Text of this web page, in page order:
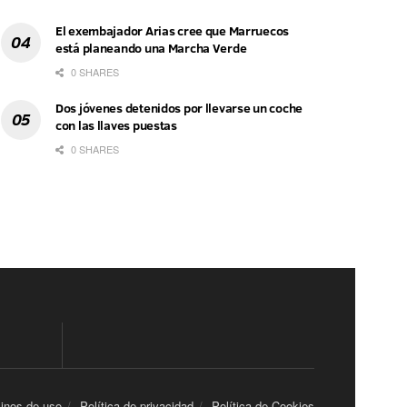
El exembajador Arias cree que Marruecos
está planeando una Marcha Verde
0 SHARES
Dos jóvenes detenidos por llevarse un coche
con las llaves puestas
0 SHARES